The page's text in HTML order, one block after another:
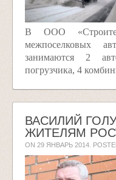
В ООО
межпоселковых
занимаются 2
погрузчика, 4
ВАСИЛИЙ
ЖИТЕЛЯМ
ON 29 ЯНВАРЬ 2014 .